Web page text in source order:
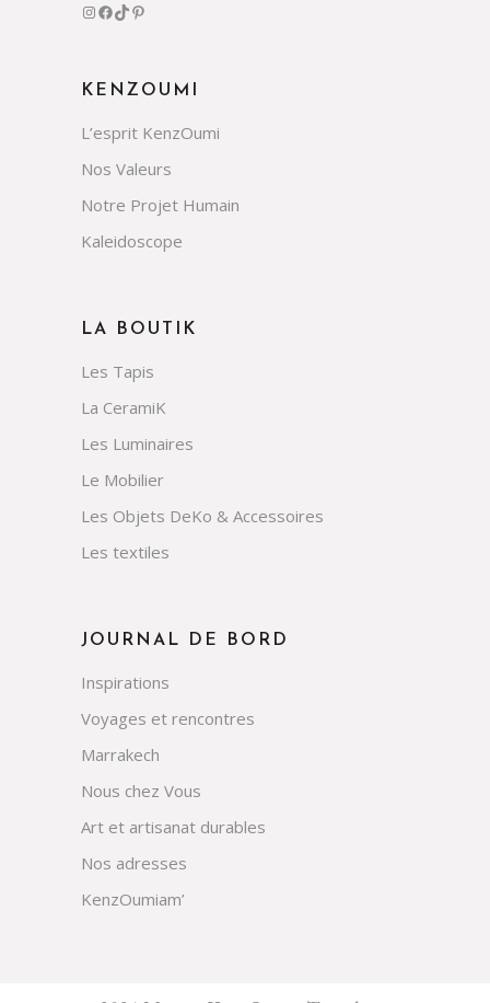
KENZOUMI
L’esprit KenzOumi
Nos Valeurs
Notre Projet Humain
Kaleidoscope
LA BOUTIK
Les Tapis
La CeramiK
Les Luminaires
Le Mobilier
Les Objets DeKo & Accessoires
Les textiles
JOURNAL DE BORD
Inspirations
Voyages et rencontres
Marrakech
Nous chez Vous
Art et artisanat durables
Nos adresses
KenzOumiam’